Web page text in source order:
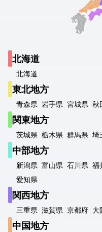
北海道
北海道
東北地方
青森県 岩手県 宮城県 秋
関東地方
茨城県 栃木県 群馬県 埼
中部地方
新潟県 富山県 石川県 福
愛知県
関西地方
三重県 滋賀県 京都府 大
中国地方